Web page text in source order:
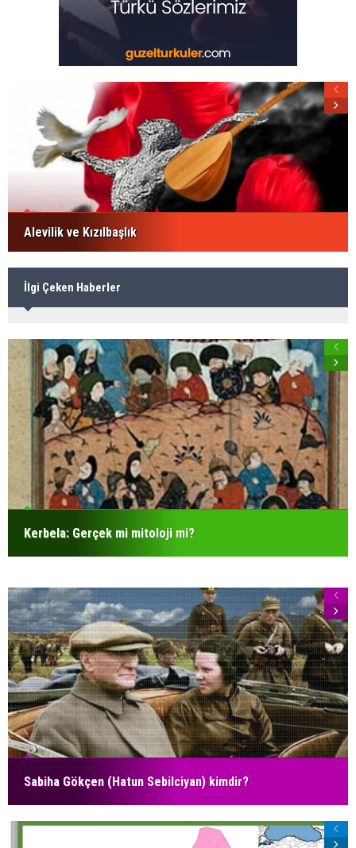
Alevilik ve Kızılbaşlık
İlgi Çeken Haberler
Kerbela: Gerçek mi mitoloji mi?
Sabiha Gökçen (Hatun Sebilciyan) kimdir?